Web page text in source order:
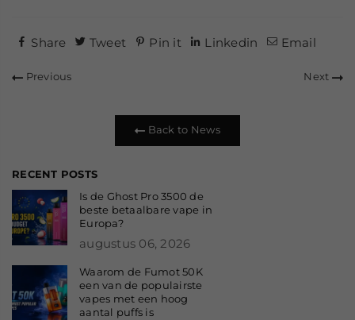
Share Tweet Pin it Linkedin Email
Previous Next
Back to News
RECENT POSTS
Is de Ghost Pro 3500 de
beste betaalbare vape in
Europa?
augustus 06, 2026
Waarom de Fumot 50K
een van de populairste
vapes met een hoog
aantal puffs is